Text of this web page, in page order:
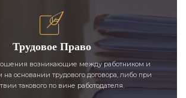
Трудовое Право
возникающие между работником и
на основании трудового договора, либо при
такового по вине работодателя.